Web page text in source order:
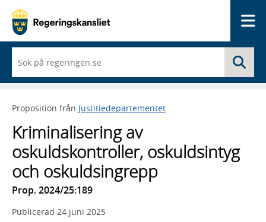
du
börjar
skriva
framträder
lista
med
sökförslag
Proposition från Justitiedepartementet
Kriminalisering av
oskuldskontroller, oskuldsintyg
och oskuldsingrepp
Prop. 2024/25:189
Publicerad 24 juni 2025